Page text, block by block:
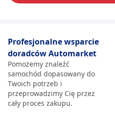
Profesjonalne wsparcie
doradców Automarket
Pomożemy znaleźć
samochód dopasowany do
Twoich potrzeb i
przeprowadzimy Cię przez
cały proces zakupu.